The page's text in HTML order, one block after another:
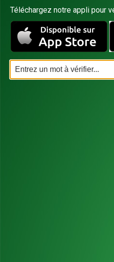
Téléchargez notre appli pour